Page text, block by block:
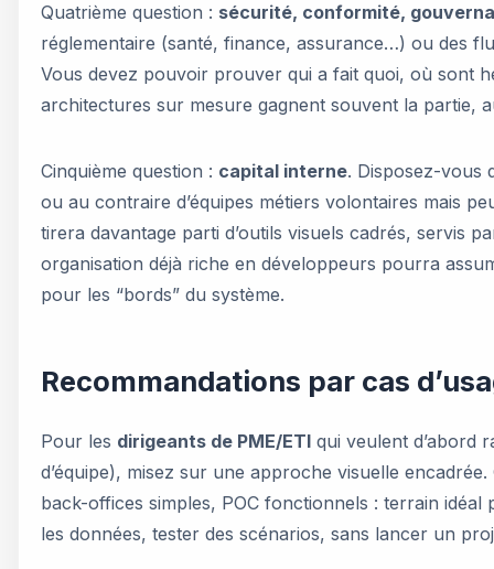
Quatrième question : sécurité, conformité,
réglementaire (santé, finance, assurance…) ou des
Vous devez pouvoir prouver qui a fait quoi, où sont
architectures sur mesure gagnent souvent la partie,
Cinquième question : capital interne. Disposez-vous
ou au contraire d’équipes métiers volontaires mais
tirera davantage parti d’outils visuels cadrés, servis
organisation déjà riche en développeurs pourra
pour les “bords” du système.
Recommandations par cas
Pour les dirigeants de PME/ETI qui veulent d’abord
d’équipe), misez sur une approche visuelle
back-offices simples, POC fonctionnels : terrain
les données, tester des scénarios, sans lancer un